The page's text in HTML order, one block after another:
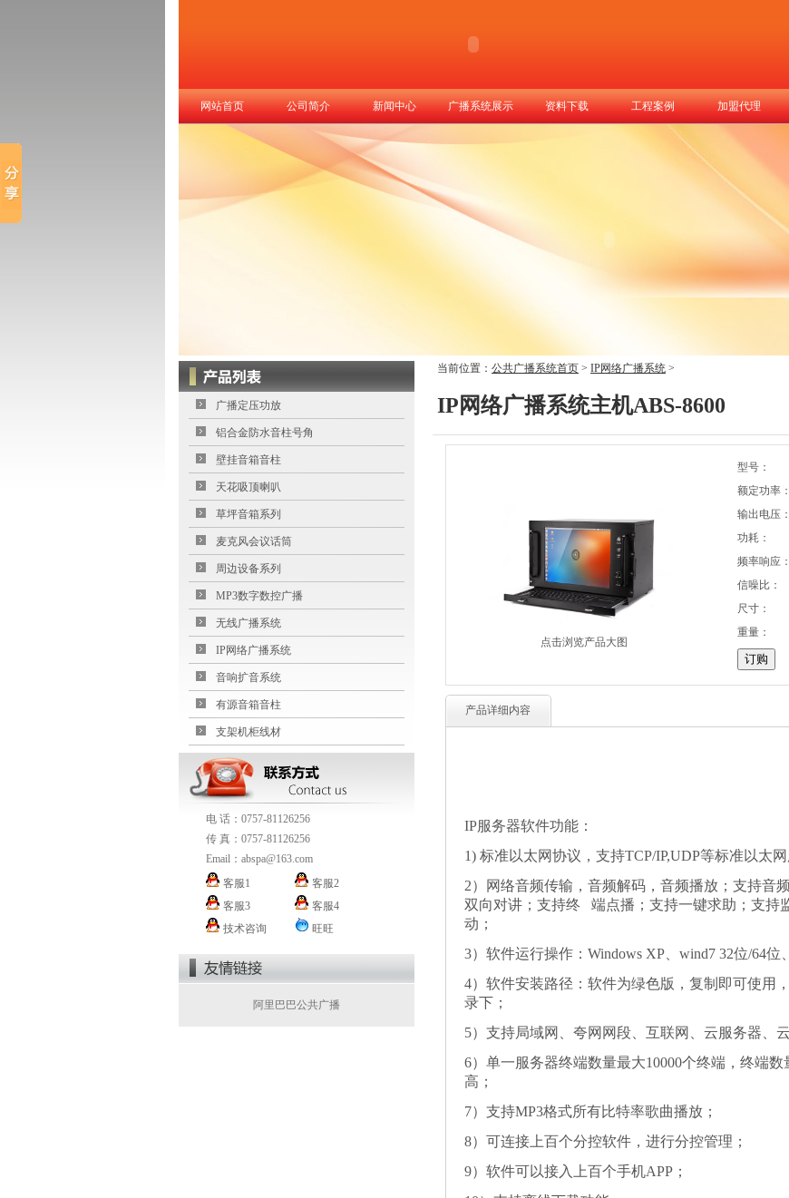
网站首页 公司简介 新闻中心 广播系统展示 资料下载 工程案例 加盟代理
广播定压功放
铝合金防水音柱号角
壁挂音箱音柱
天花吸顶喇叭
草坪音箱系列
麦克风会议话筒
周边设备系列
MP3数字数控广播
无线广播系统
IP网络广播系统
音响扩音系统
有源音箱音柱
支架机柜线材
电 话：0757-81126256
传 真：0757-81126256
Email： abspa@163.com
客服1
客服2
客服3
客服4
技术咨询
旺旺
阿里巴巴公共广播
当前位置： 公共广播系统首页 > IP网络广播系统 >
IP网络广播系统主机ABS-8600
点击浏览产品大图
型号：
额定功率：
输出电压：
功耗：
频率响应：
信噪比：
尺寸：
重量：
产品详细内容
IP服务器软件功能：
1) 标准以太网协议，支持TCP/IP,UDP等标准以太网
2）网络音频传输，音频解码，音频播放；支持音
双向对讲；支持终 端点播；支持一键求助；支持
动；
3）软件运行操作：Windows XP、wind7 32位/64位
4）软件安装路径：软件为绿色版，复制即可使用
录下；
5）支持局域网、夸网网段、互联网、云服务器、
6）单一服务器终端数量最大10000个终端，终端
高；
7）支持MP3格式所有比特率歌曲播放；
8）可连接上百个分控软件，进行分控管理；
9）软件可以接入上百个手机APP；